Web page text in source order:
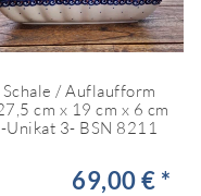
Schale / Auflaufform
cm x 19 cm x 6 cm
-Unikat 3- BSN 8211
69,00 € *